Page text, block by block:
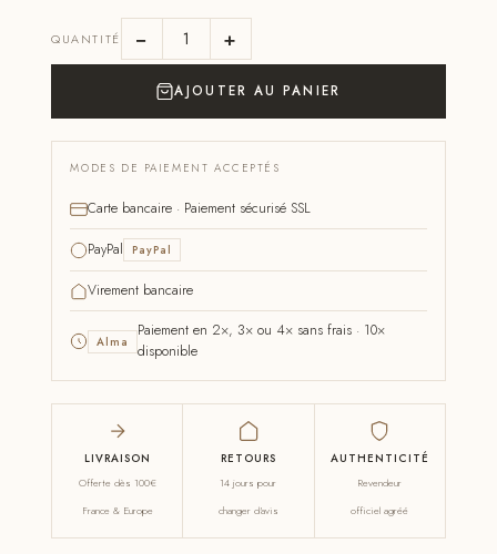
QUANTITÉ − +
AJOUTER AU PANIER
MODES DE PAIEMENT ACCEPTÉS
Carte bancaire · Paiement sécurisé SSL
PayPal PayPal
Virement bancaire
Alma
Paiement en 2×, 3× ou 4× sans frais · 10×
disponible
LIVRAISON
Offerte dès 100€
France & Europe
RETOURS
14 jours pour
changer d'avis
AUTHENTICITÉ
Revendeur
officiel agréé